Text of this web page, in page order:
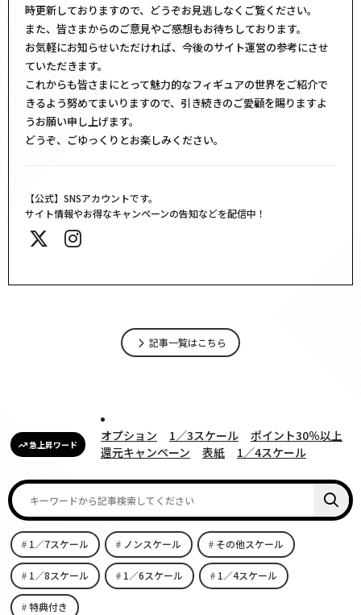
時更新しておりますので、どうぞお見逃しなくご覧ください。
また、皆さまからのご意見やご感想もお待ちしております。
お気軽にお知らせいただければ、今後のサイト運営の参考にさせ
ていただきます。
これからも皆さまにとって魅力的なフィギュアの世界をご紹介で
きるよう努めてまいりますので、引き続きのご愛顧を賜りますよ
うお願い申し上げます。
どうぞ、ごゆっくりとお楽しみください。
【公式】SNSアカウントです。
サイト情報やお得なキャンペーンの告知などを配信中！
記事一覧はこちら
急上昇ワード
オプション 1／3スケール
ポイント30％以上
還元キャンペーン
表紙 1／4スケール
1／7スケール ノンスケール その他スケール
1／8スケール 1／6スケール 1／4スケール
特典付き